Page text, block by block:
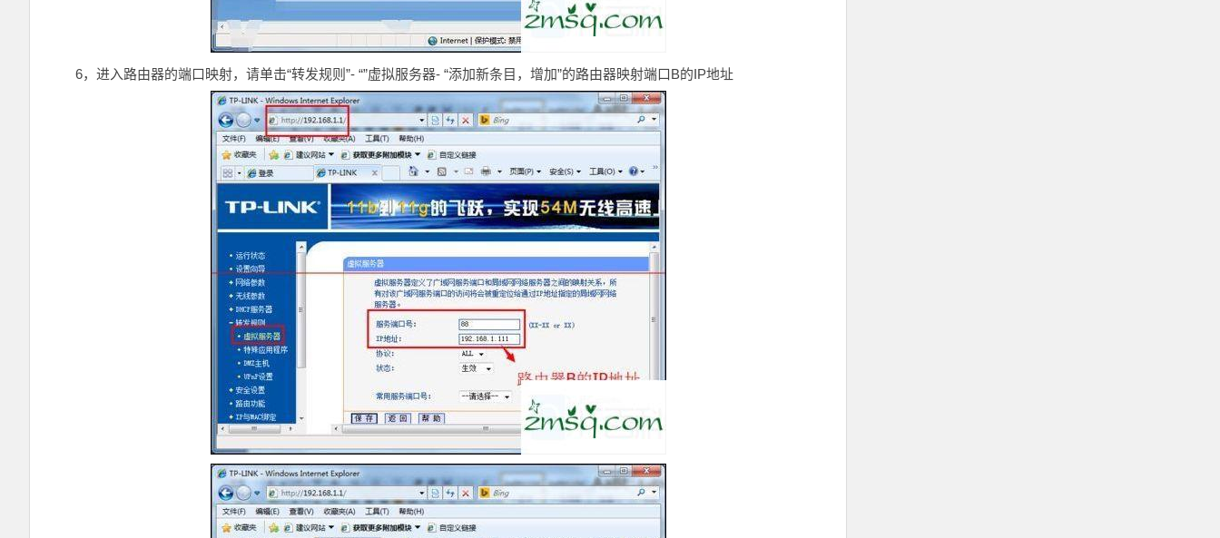
6，进入路由器的端口映射，请单击“转发规则”- “”虚拟服务器- “添加新条目，增加”的路由器映射端口B的IP地址